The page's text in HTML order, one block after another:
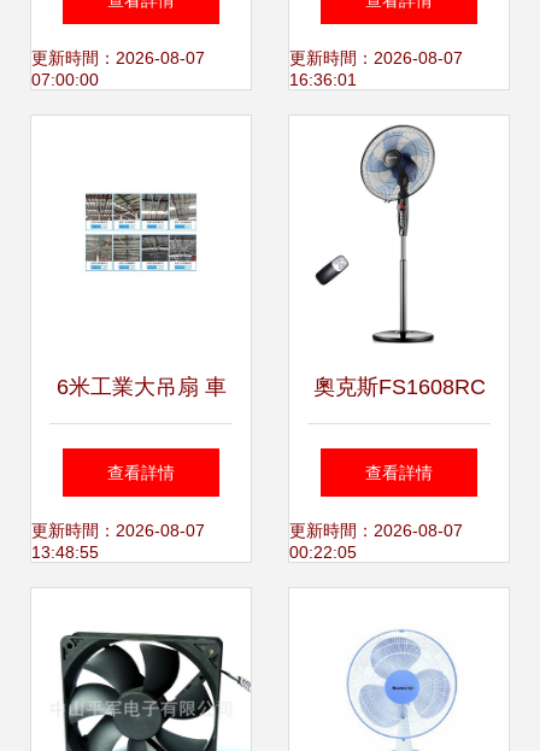
扇為何成為宿舍與
更新時間：2026-08-07
07:00:00
助手，從書桌到床
鋪的全能降溫方案
更新時間：2026-08-07
16:36:01
6米工業大吊扇 車
間降溫的理想之選
查看詳情
更新時間：2026-08-07
13:48:55
奧克斯FS1608RC
電風扇 夏日靜音大
風量，盡享清涼與
查看詳情
更新時間：2026-08-07
00:22:05